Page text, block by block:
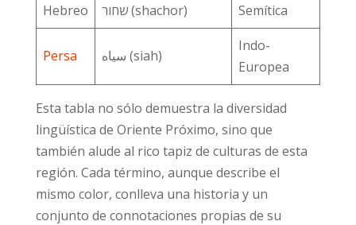
Hebreo
שחור (shachor) Semítica
Persa سیاه (siah)
Indo-
Europea
Esta tabla no sólo demuestra la diversidad
lingüística de Oriente Próximo, sino que
también alude al rico tapiz de culturas de esta
región. Cada término, aunque describe el
mismo color, conlleva una historia y un
conjunto de connotaciones propias de su